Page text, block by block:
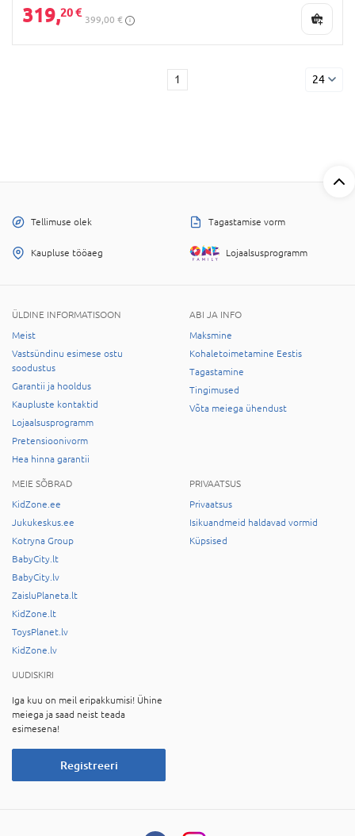
319,20 €
399,00 €
1 24
Tellimuse olek Tagastamise vorm
Kaupluse tööaeg Lojaalsusprogramm
ÜLDINE INFORMATISOON
Meist
Vastsündinu esimese ostu
soodustus
Garantii ja hooldus
Kaupluste kontaktid
Lojaalsusprogramm
Pretensioonivorm
Hea hinna garantii
ABI JA INFO
Maksmine
Kohaletoimetamine Eestis
Tagastamine
Tingimused
Võta meiega ühendust
MEIE SÕBRAD
KidZone.ee
Jukukeskus.ee
Kotryna Group
BabyCity.lt
BabyCity.lv
ZaisluPlaneta.lt
KidZone.lt
ToysPlanet.lv
KidZone.lv
PRIVAATSUS
Privaatsus
Isikuandmeid haldavad vormid
Küpsised
UUDISKIRI
Iga kuu on meil eripakkumisi! Ühine
meiega ja saad neist teada
esimesena!
Registreeri